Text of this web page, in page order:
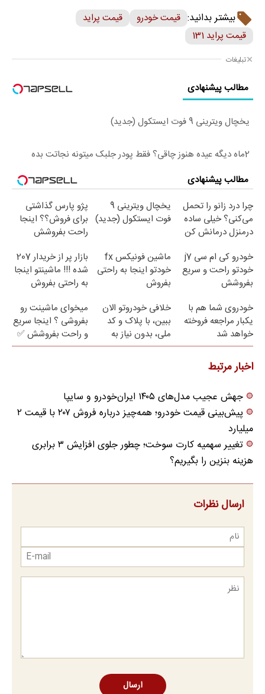
بیشتر بدانید: قیمت خودرو
قیمت پراید
قیمت پراید 131
تبلیغات
مطالب پیشنهادی
یخچال ویترینی 9 فوت ایستکول (جدید)
2ماه دیگه عیده هنوز چاقی؟ فقط پودر جلبک میتونه نجاتت بده
مطالب پیشنهادی
چرا درد زانو را تحمل
می‌کنی؟ خیلی ساده
درمنزل درمانش کن
یخچال ویترینی 9
فوت ایستکول (جدید)
پژو پارس گذاشتی
برای فروش؟؟ اینجا
راحت بفروشش
خودرو کی ام سی j7
خودتو راحت و سریع
بفروشش
ماشین فونیکس fx
خودتو اینجا به راحتی
بفروش
بازار پر از خریدار 207
شده !!! ماشینتو اینجا
به راحتی بفروش
خودروی شما هم با
یکبار مراجعه فروخته
خواهد شد
خلافی خودروتو الان
ببین، با پلاک و کد
ملی، بدون نیاز به
مراجعه حضوری
میخوای ماشینت رو
بفروشی ؟ اینجا سریع
و راحت بفروشش ✅
اخبار مرتبط
جهش عجیب مدل‌های ۱۴۰۵ ایران‌خودرو و سایپا
پیش‌بینی قیمت خودرو؛ همه‌چیز درباره فروش ۲۰۷ با قیمت ۲
میلیارد
تغییر سهمیه کارت سوخت؛ چطور جلوی افزایش ۳ برابری
هزینه بنزین را بگیریم؟
ارسال نظرات
ارسال